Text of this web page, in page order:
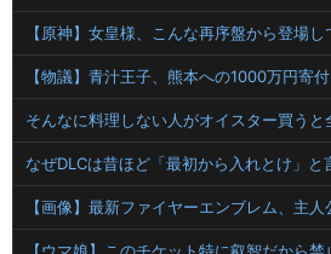
【原神】女皇様、こんな再序盤から登場
なぜDLCは昔ほど「最初から入れとけ」
【ウマ娘】このチケット特に叡智だから禁